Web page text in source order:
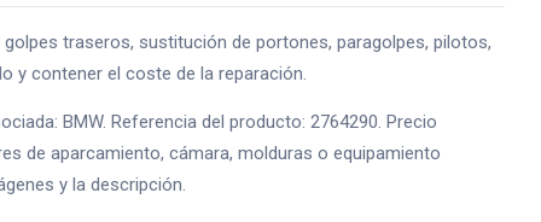
golpes traseros, sustitución de portones, paragolpes, pilotos,
y contener el coste de la reparación.
BMW. Referencia del producto: 2764290. Precio
de aparcamiento, cámara, molduras o equipamiento
y la descripción.